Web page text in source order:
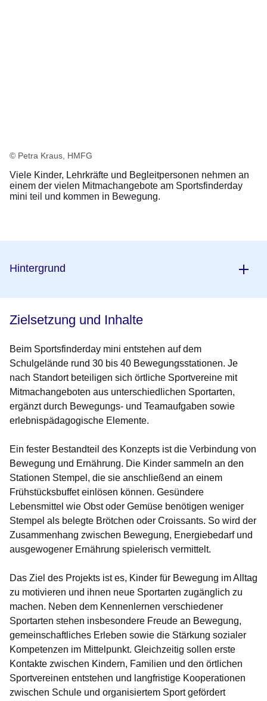
© Petra Kraus, HMFG
Viele Kinder, Lehrkräfte und Begleitpersonen nehmen an
einem der vielen Mitmachangebote am Sportsfinderday
mini teil und kommen in Bewegung.
Hintergrund
Zielsetzung und Inhalte
Beim Sportsfinderday mini entstehen auf dem
Schulgelände rund 30 bis 40 Bewegungsstationen. Je
nach Standort beteiligen sich örtliche Sportvereine mit
Mitmachangeboten aus unterschiedlichen Sportarten,
ergänzt durch Bewegungs- und Teamaufgaben sowie
erlebnispädagogische Elemente.
Ein fester Bestandteil des Konzepts ist die Verbindung von
Bewegung und Ernährung. Die Kinder sammeln an den
Stationen Stempel, die sie anschließend an einem
Frühstücksbuffet einlösen können. Gesündere
Lebensmittel wie Obst oder Gemüse benötigen weniger
Stempel als belegte Brötchen oder Croissants. So wird der
Zusammenhang zwischen Bewegung, Energiebedarf und
ausgewogener Ernährung spielerisch vermittelt.
Das Ziel des Projekts ist es, Kinder für Bewegung im Alltag
zu motivieren und ihnen neue Sportarten zugänglich zu
machen. Neben dem Kennenlernen verschiedener
Sportarten stehen insbesondere Freude an Bewegung,
gemeinschaftliches Erleben sowie die Stärkung sozialer
Kompetenzen im Mittelpunkt. Gleichzeitig sollen erste
Kontakte zwischen Kindern, Familien und den örtlichen
Sportvereinen entstehen und langfristige Kooperationen
zwischen Schule und organisiertem Sport gefördert